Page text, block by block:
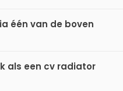
één van de boven
als een cv radiator